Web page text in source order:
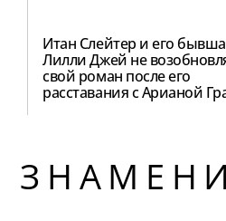
Итан Слейтер и его
Лилли Джей не
свой роман после его
расставания с Арианой